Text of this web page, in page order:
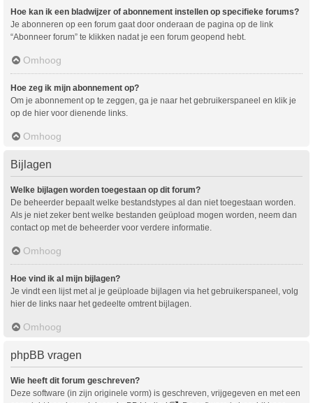
Hoe kan ik een bladwijzer of abonnement instellen op specifieke forums?
Je abonneren op een forum gaat door onderaan de pagina op de link
“Abonneer forum” te klikken nadat je een forum geopend hebt.
Omhoog
Hoe zeg ik mijn abonnement op?
Om je abonnement op te zeggen, ga je naar het gebruikerspaneel en klik je
op de hier voor dienende links.
Omhoog
Bijlagen
Welke bijlagen worden toegestaan op dit forum?
De beheerder bepaalt welke bestandstypes al dan niet toegestaan worden.
Als je niet zeker bent welke bestanden geüpload mogen worden, neem dan
contact op met de beheerder voor verdere informatie.
Omhoog
Hoe vind ik al mijn bijlagen?
Je vindt een lijst met al je geüploade bijlagen via het gebruikerspaneel, volg
hier de links naar het gedeelte omtrent bijlagen.
Omhoog
phpBB vragen
Wie heeft dit forum geschreven?
Deze software (in zijn originele vorm) is geschreven, vrijgegeven en met een